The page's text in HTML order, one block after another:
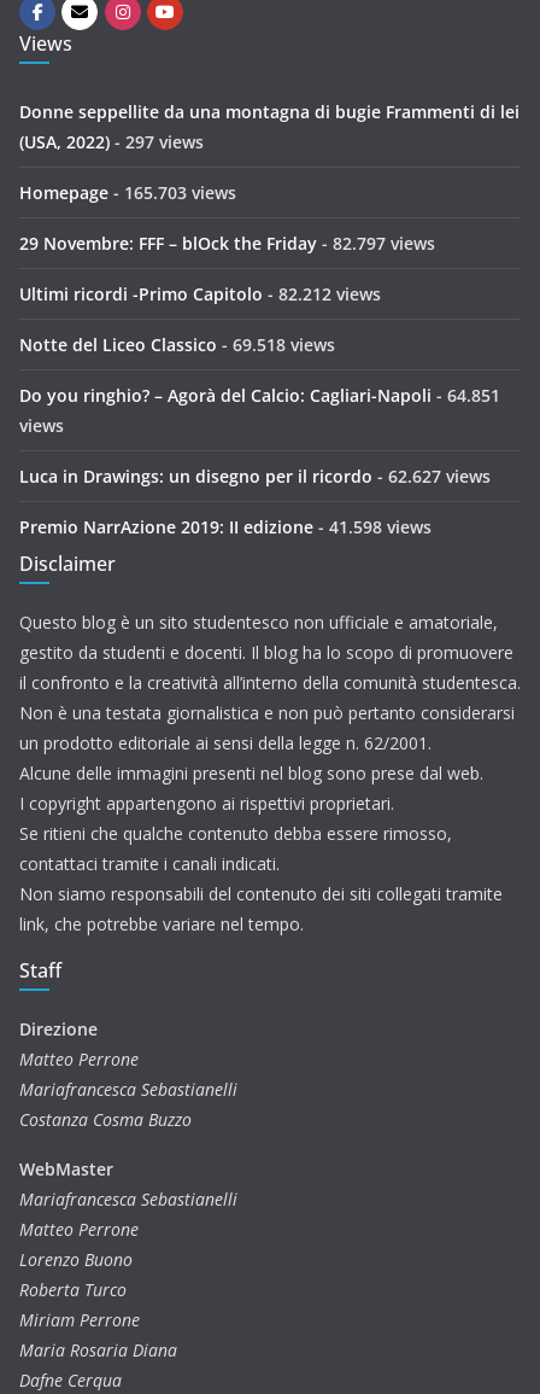
Views
Donne seppellite da una montagna di bugie Frammenti di lei
(USA, 2022) - 297 views
Homepage - 165.703 views
29 Novembre: FFF – blOck the Friday - 82.797 views
Ultimi ricordi -Primo Capitolo - 82.212 views
Notte del Liceo Classico - 69.518 views
Do you ringhio? – Agorà del Calcio: Cagliari-Napoli - 64.851
views
Luca in Drawings: un disegno per il ricordo - 62.627 views
Premio NarrAzione 2019: II edizione - 41.598 views
Disclaimer
Questo blog è un sito studentesco non ufficiale e amatoriale,
gestito da studenti e docenti. Il blog ha lo scopo di promuovere
il confronto e la creatività all’interno della comunità studentesca.
Non è una testata giornalistica e non può pertanto considerarsi
un prodotto editoriale ai sensi della legge n. 62/2001.
Alcune delle immagini presenti nel blog sono prese dal web.
I copyright appartengono ai rispettivi proprietari.
Se ritieni che qualche contenuto debba essere rimosso,
contattaci tramite i canali indicati.
Non siamo responsabili del contenuto dei siti collegati tramite
link, che potrebbe variare nel tempo.
Staff
Direzione
Matteo Perrone
Mariafrancesca Sebastianelli
Costanza Cosma Buzzo
WebMaster
Mariafrancesca Sebastianelli
Matteo Perrone
Lorenzo Buono
Roberta Turco
Miriam Perrone
Maria Rosaria Diana
Dafne Cerqua